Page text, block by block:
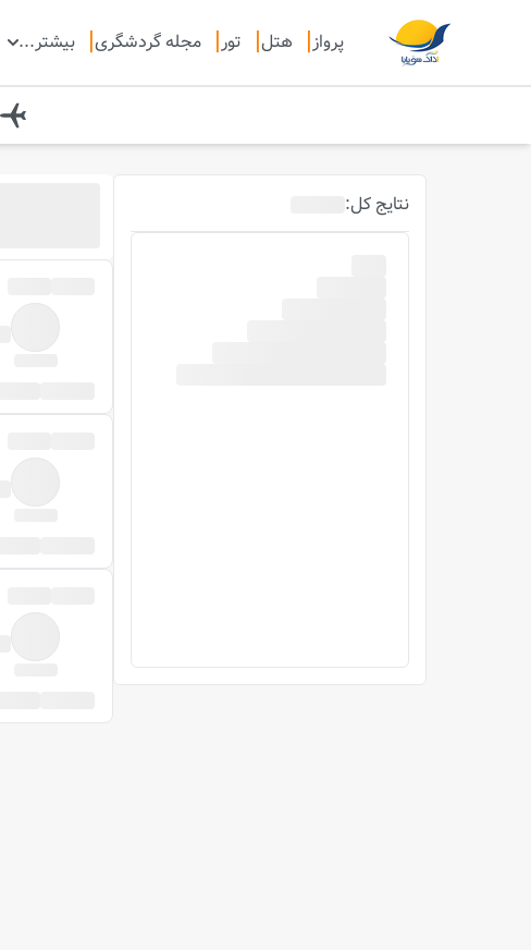
پرواز هتل تور مجله گردشگری بیشتر...
نتایج کل: